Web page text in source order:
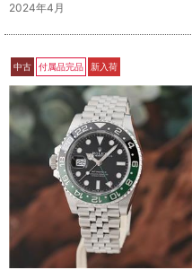
2024年4月
中古 付属品完品 新入荷